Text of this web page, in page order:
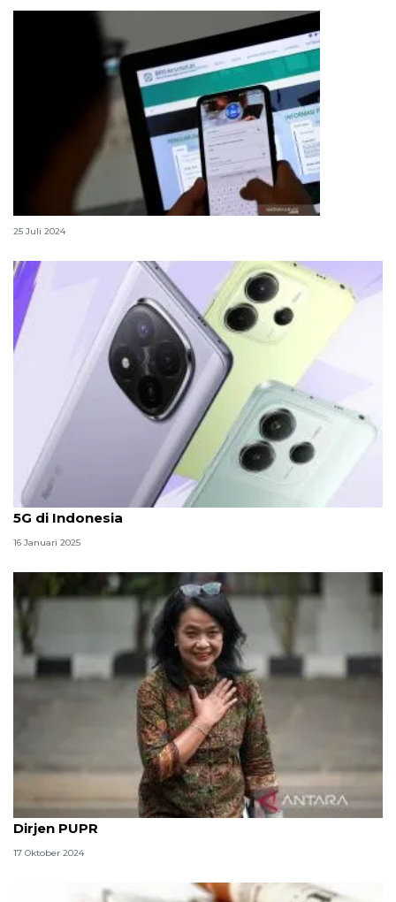
Cara aktifkan KIS lewat aplikasi JKN Mobile
25 Juli 2024
Spesifikasi dan perkiraan harga Redmi Note 14 Pro
5G di Indonesia
16 Januari 2025
Profil Diana Kusumastuti, calon wakil menteri dari
Dirjen PUPR
17 Oktober 2024